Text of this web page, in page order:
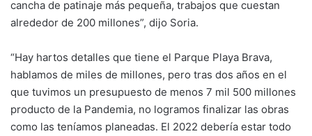
cancha de patinaje más pequeña, trabajos que cuestan
alrededor de 200 millones”, dijo Soria.
“Hay hartos detalles que tiene el Parque Playa Brava,
hablamos de miles de millones, pero tras dos años en el
que tuvimos un presupuesto de menos 7 mil 500 millones
producto de la Pandemia, no logramos finalizar las obras
como las teníamos planeadas. El 2022 debería estar todo